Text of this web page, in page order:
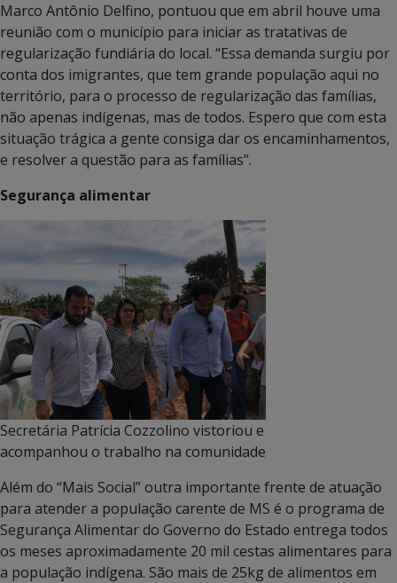
Marco Antônio Delfino, pontuou que em abril houve uma
reunião com o município para iniciar as tratativas de
regularização fundiária do local. “Essa demanda surgiu por
conta dos imigrantes, que tem grande população aqui no
território, para o processo de regularização das famílias,
não apenas indígenas, mas de todos. Espero que com esta
situação trágica a gente consiga dar os encaminhamentos,
e resolver a questão para as famílias”.
Segurança alimentar
Secretária Patrícia Cozzolino vistoriou e
acompanhou o trabalho na comunidade
Além do “Mais Social” outra importante frente de atuação
para atender a população carente de MS é o programa de
Segurança Alimentar do Governo do Estado entrega todos
os meses aproximadamente 20 mil cestas alimentares para
a população indígena. São mais de 25kg de alimentos em